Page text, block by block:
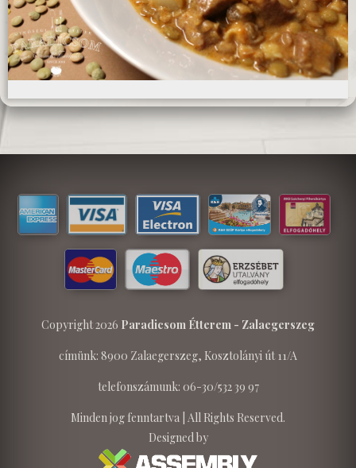
Copyright 2026 Paradicsom Étterem - Zalaegerszeg
címünk: 8900 Zalaegerszeg, Kosztolányi út 11/A
telefonszámunk: 06-30/532 39 97
Minden jog fenntartva | All Rights Reserved.
Designed by